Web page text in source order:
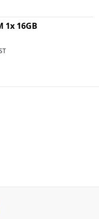
1x 16GB